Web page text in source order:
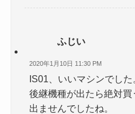
ふじい
2020年1月10日 11:30 PM
IS01、いいマシンでした
後継機種が出たら絶対
出ませんでしたね。